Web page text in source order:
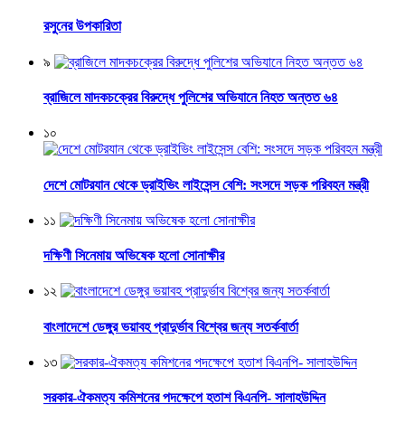
রসুনের উপকারিতা
৯
ব্রাজিলে মাদকচক্রের বিরুদ্ধে পুলিশের অভিযানে নিহত অন্তত ৬৪
১০
দেশে মোটরযান থেকে ড্রাইভিং লাইসেন্স বেশি: সংসদে সড়ক পরিবহন মন্ত্রী
১১
দক্ষিণী সিনেমায় অভিষেক হলো সোনাক্ষীর
১২
বাংলাদেশে ডেঙ্গুর ভয়াবহ প্রাদুর্ভাব বিশ্বের জন্য সতর্কবার্তা
১৩
সরকার-ঐকমত্য কমিশনের পদক্ষেপে হতাশ বিএনপি- সালাহউদ্দিন